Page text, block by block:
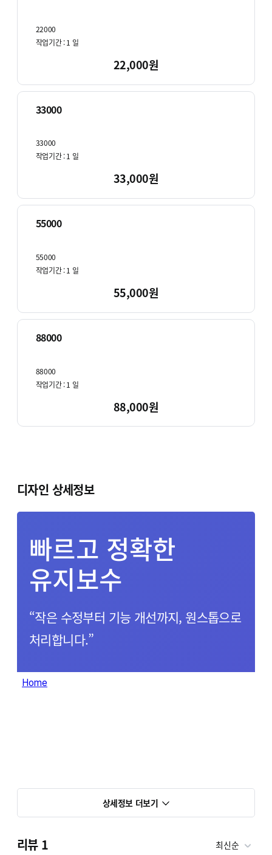
22000
작업기간 :1 일
22,000원
33000
33000
작업기간 :1 일
33,000원
55000
55000
작업기간 :1 일
55,000원
88000
88000
작업기간 :1 일
88,000원
디자인 상세정보
빠르고 정확한
유지보수
“작은 수정부터 기능 개선까지, 원스톱으로
처리합니다.”
상세정보 더보기
리뷰 1 최신순